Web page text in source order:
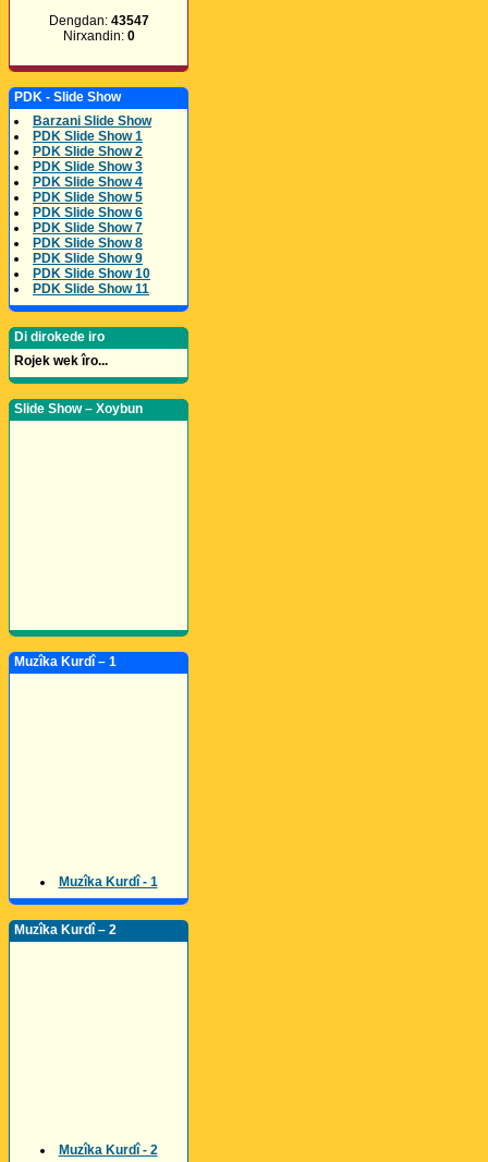
Dengdan: 43547
Nirxandin: 0
PDK - Slide Show
Barzani Slide Show
PDK Slide Show 1
PDK Slide Show 2
PDK Slide Show 3
PDK Slide Show 4
PDK Slide Show 5
PDK Slide Show 6
PDK Slide Show 7
PDK Slide Show 8
PDK Slide Show 9
PDK Slide Show 10
PDK Slide Show 11
Di dirokede iro
Rojek wek îro...
Slide Show – Xoybun
Muzîka Kurdî – 1
Muzîka Kurdî - 1
Muzîka Kurdî – 2
Muzîka Kurdî - 2